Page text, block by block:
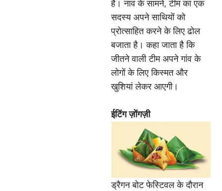
है। नाव के सामने, टीम का एक
सदस्य अपने साथियों को
प्रोत्साहित करने के लिए ढोल
बजाता है। कहा जाता है कि
जीतने वाली टीम अपने गांव के
लोगों के लिए किस्मत और
खुशियां लेकर आएगी।
ईटिंग ज़ोंगज़ी
ड्रैगन बोट फेस्टिवल के दौरान